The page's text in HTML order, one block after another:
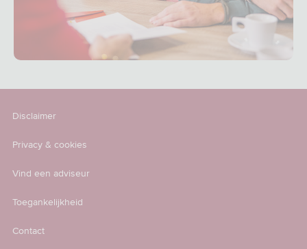
Disclaimer
Privacy & cookies
Vind een adviseur
Toegankelijkheid
Contact